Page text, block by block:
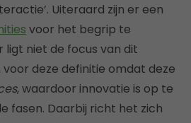
Uiteraard zijn er een
voor het begrip te
ligt niet de focus van dit
voor deze definitie omdat deze
, waardoor innovatie is op te
fasen. Daarbij richt het zich